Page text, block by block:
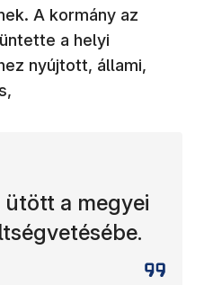
A kormány az
a helyi
nyújtott, állami,
a megyei